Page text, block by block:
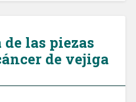
las piezas
de vejiga